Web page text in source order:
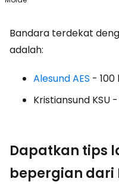
Bandara terdekat
adalah:
Alesund AES - 100
Kristiansund KSU -
Dapatkan tips
bepergian dari